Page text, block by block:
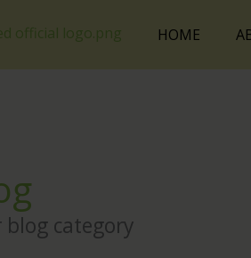
HOME
blog category